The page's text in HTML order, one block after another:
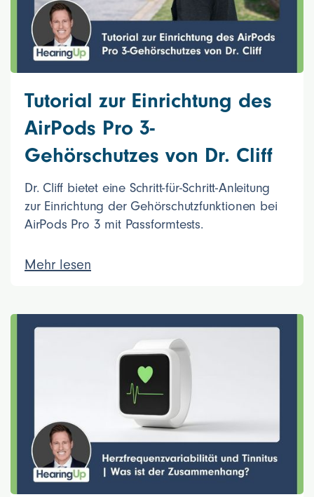
Tutorial zur Einrichtung des
AirPods Pro 3-
Gehörschutzes von Dr. Cliff
Dr. Cliff bietet eine Schritt-für-Schritt-Anleitung
zur Einrichtung der Gehörschutzfunktionen bei
AirPods Pro 3 mit Passformtests.
Mehr lesen